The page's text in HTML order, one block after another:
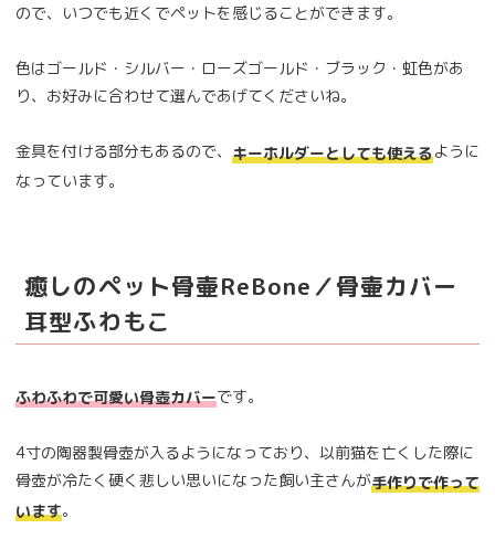
ので、いつでも近くでペットを感じることができます。
色はゴールド・シルバー・ローズゴールド・ブラック・虹色があ
り、お好みに合わせて選んであげてくださいね。
金具を付ける部分もあるので、 キーホルダーとしても使えるように
なっています。
癒しのペット骨壷ReBone／骨壷カバー
耳型ふわもこ
ふわふわで可愛い骨壺カバーです。
4寸の陶器製骨壺が入るようになっており、以前猫を亡くした際に
骨壺が冷たく硬く悲しい思いになった飼い主さんが手作りで作って
います。